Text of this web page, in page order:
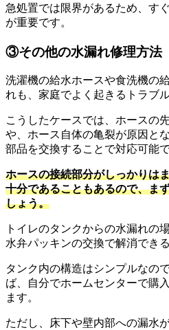
急処置では限界があるため、す
が重要です。
③その他の水漏れ修理方法
洗濯機の給水ホースや食洗機の
れも、家庭でよく起きるトラブル
こうしたケースでは、ホースの
や、ホース自体の亀裂が原因と
部品を交換することで対応可能で
ホースの接続部分がしっかりは
十分であることもあるので、ま
しょう。
トイレのタンクからの水漏れの
水弁パッキンの交換で解消でき
タンク内の構造はシンプルなの
ば、自分でホームセンターで購
ます。
ただし、床下や壁内部への漏水